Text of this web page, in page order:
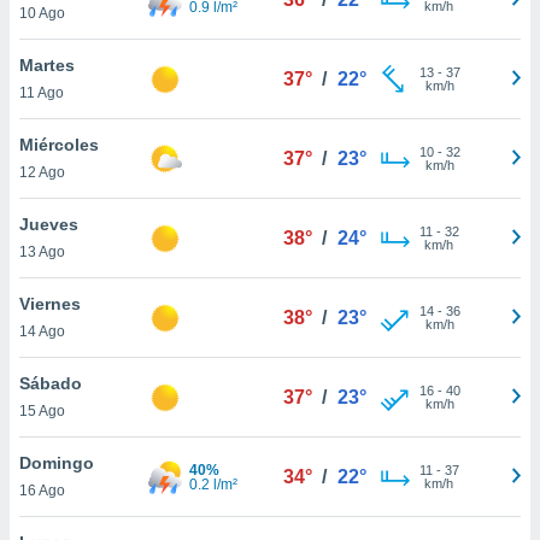
más
nuestra
y
disponible
cookies
aceptar
10 Ago
0.9 l/m²
km/h
Martes
11 Ago
37° / 22° 13- 37
km/h
Miércoles
12 Ago
37° / 23° 10- 32
km/h
Jueves
13 Ago
38° / 24° 11 - 32
km/h
Viernes
14 Ago
38° / 23° 14- 36
km/h
Sábado
15 Ago
37° / 23° 16- 40
km/h
Domingo
16 Ago
40%
0.2 l/m²
34° / 22° 11 - 37
km/h